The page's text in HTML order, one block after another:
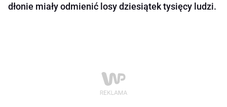
dłonie miały odmienić losy dziesiątek tysięcy ludzi.